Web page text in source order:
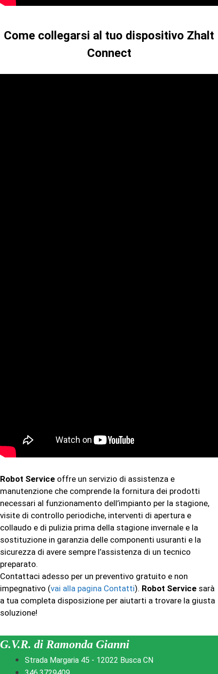
Come collegarsi al tuo dispositivo Zhalt
Connect
Robot Service offre un servizio di assistenza e
manutenzione che comprende la fornitura dei prodotti
necessari al funzionamento dell’impianto per la stagione,
visite di controllo periodiche, interventi di apertura e
collaudo e di pulizia prima della stagione invernale e la
sostituzione in garanzia delle componenti usuranti e la
sicurezza di avere sempre l’assistenza di un tecnico
preparato.
Contattaci adesso per un preventivo gratuito e non
impegnativo (vai alla pagina Contatti). Robot Service sarà
a tua completa disposizione per aiutarti a trovare la giusta
soluzione!
G.V.R. di Ramonda Gianni
Strada Margaria 45 - 12022 Busca CN